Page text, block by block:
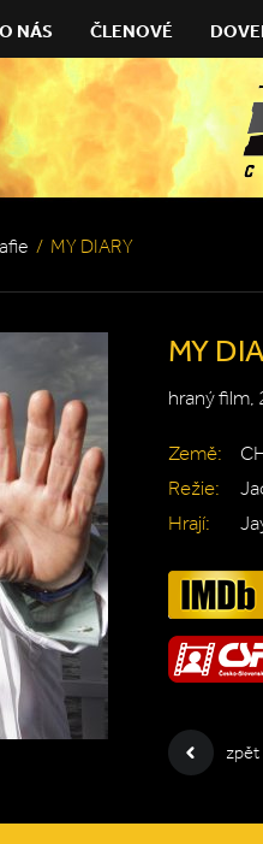
O NÁS ČLENOVÉ
/ MY DIARY
MY
hraný film,
Země:
Režie:
Hrají:
zpět